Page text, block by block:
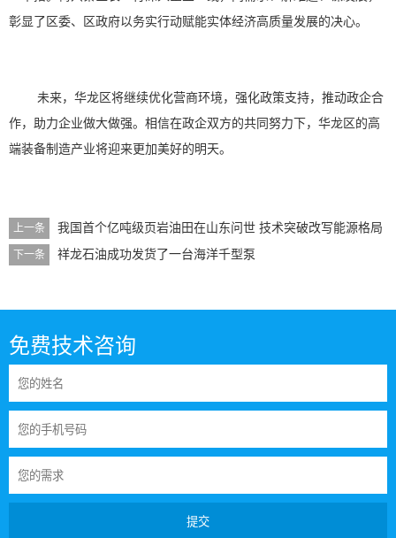
彰显了区委、区政府以务实行动赋能实体经济高质量发展的决心。
未来，华龙区将继续优化营商环境，强化政策支持，推动政企合
作，助力企业做大做强。相信在政企双方的共同努力下，华龙区的高
端装备制造产业将迎来更加美好的明天。
上一条 我国首个亿吨级页岩油田在山东问世 技术突破改写能源格局
下一条 祥龙石油成功发货了一台海洋千型泵
免费技术咨询
提交